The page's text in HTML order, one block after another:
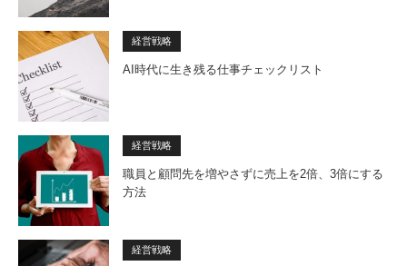
経営戦略
AI時代に生き残る仕事チェックリスト
経営戦略
職員と顧問先を増やさずに売上を2倍、3倍にする
方法
経営戦略